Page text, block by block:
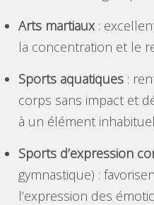
Arts martiaux :
la concentration et le
Sports aquatiques :
corps sans impact et
à un élément inhabituel
Sports d’expression
gymnastique) :
l’expression des